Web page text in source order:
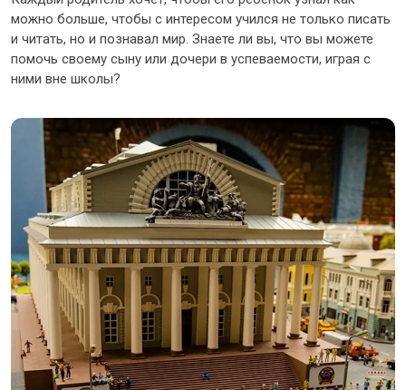
можно больше, чтобы с интересом учился не только писать
и читать, но и познавал мир. Знаете ли вы, что вы можете
помочь своему сыну или дочери в успеваемости, играя с
ними вне школы?